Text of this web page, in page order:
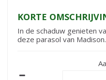
KORTE
In de schaduw genieten
deze parasol van Madison.